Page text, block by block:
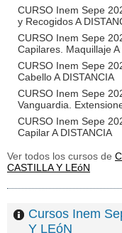
CURSO Inem Sepe
y Recogidos A
CURSO Inem Sepe
Capilares. Maquillaje A
CURSO Inem Sepe
Cabello A DISTANCIA
CURSO Inem Sepe
Vanguardia.
CURSO Inem Sepe
Capilar A DISTANCIA
Ver todos los cursos de
CASTILLA Y LEóN
Cursos Inem
Y LEóN